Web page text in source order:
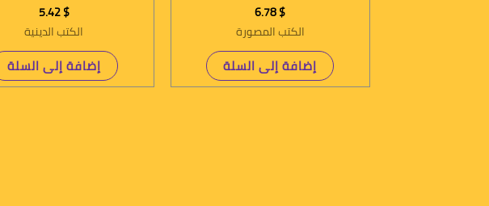
$
الكتب المصورة
إضافة إلى السلة
$
5.42
الكتب الدينية
إضافة إلى السلة